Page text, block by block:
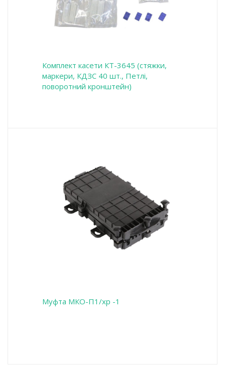
Комплект касети КТ-3645 (стяжки,
маркери, КДЗС 40 шт., Петлі,
поворотний кронштейн)
Муфта МКО-П1/хр -1